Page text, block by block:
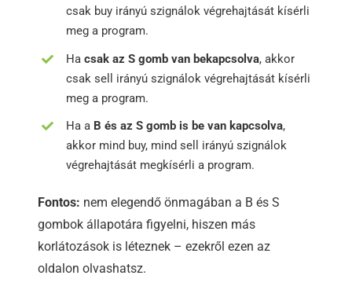
csak buy irányú szignálok végrehajtását kísérli
meg a program.
Ha csak az S gomb van bekapcsolva, akkor
csak sell irányú szignálok végrehajtását kísérli
meg a program.
Ha a B és az S gomb is be van kapcsolva,
akkor mind buy, mind sell irányú szignálok
végrehajtását megkísérli a program.
Fontos: nem elegendő önmagában a B és S
gombok állapotára figyelni, hiszen más
korlátozások is léteznek – ezekről ezen az
oldalon olvashatsz.